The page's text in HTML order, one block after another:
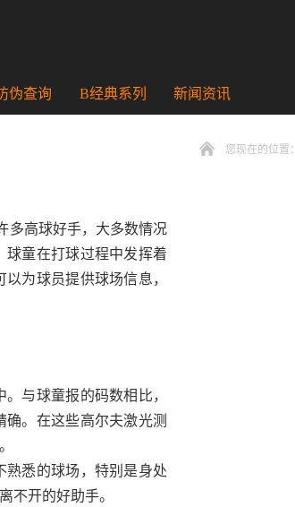
伪查询 B经典系列 新闻资讯
您现在的位置：
多高球好手，大多数情况
球童在打球过程中发挥着
为球员提供球场信息，
与球童报的码数相比，
。在这些高尔夫激光测
熟悉的球场，特别是身处
不开的好助手。